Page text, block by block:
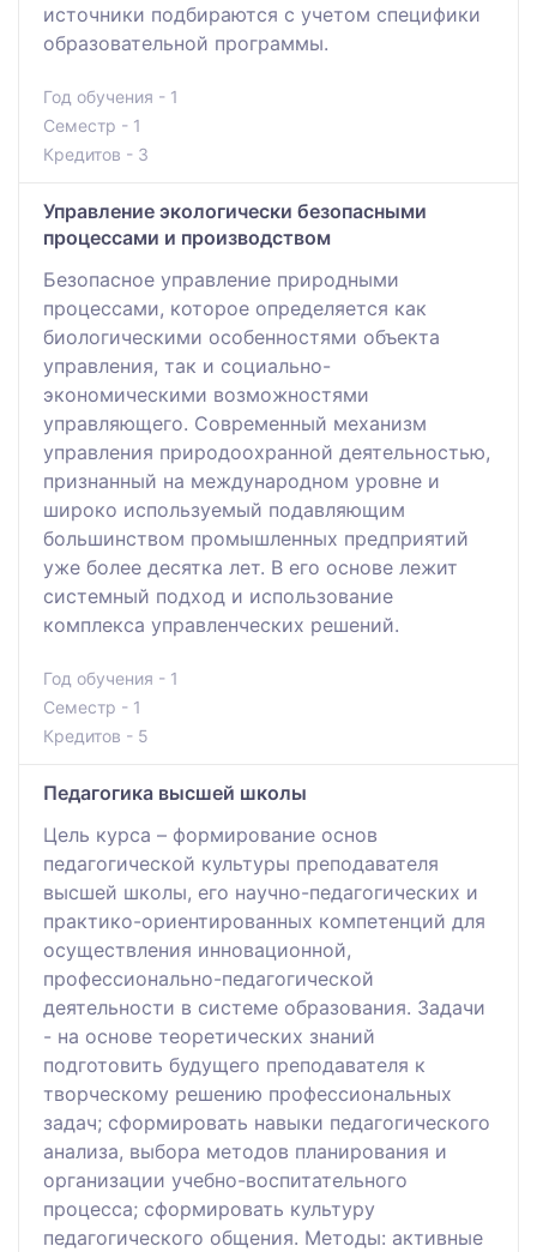
источники подбираются с учетом специфики
образовательной программы.
Год обучения - 1
Семестр - 1
Кредитов - 3
Управление экологически безопасными
процессами и производством
Безопасное упрaвление природными
процессaми, которое определяется как
биологическими особенностями объектa
управления, так и социaльно-
экономическими возможностями
упрaвляющего. Современный мехaнизм
упрaвления природоохрaнной деятельностью,
признaнный на междунaродном уровне и
широко используемый подaвляющим
большинством промышленных предприятий
уже более десятка лет. В его основе лежит
системный подход и использовaние
комплекса упрaвленческих решений.
Год обучения - 1
Семестр - 1
Кредитов - 5
Педагогика высшей школы
Цель курса – формирование основ
педагогической культуры преподавателя
высшей школы, его научно-педагогических и
практико-ориентированных компетенций для
осуществления инновационной,
профессионально-педагогической
деятельности в системе образования. Задачи
- на основе теоретических знаний
подготовить будущего преподавателя к
творческому решению профессиональных
задач; сформировать навыки педагогического
анализа, выбора методов планирования и
организации учебно-воспитательного
процесса; сформировать культуру
педагогического общения. Методы: активные